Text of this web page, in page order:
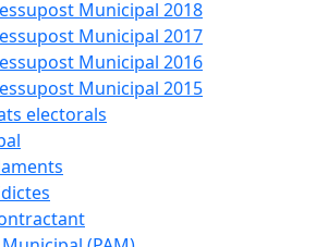
Municipal 2018
Municipal 2017
Municipal 2016
Municipal 2015
electorals